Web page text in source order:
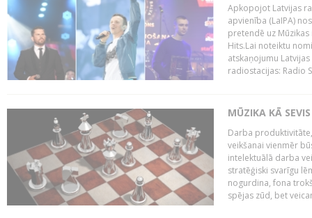
Apkopojot Latvijas
apvienība (LaIPA)
pretendē uz
Hits.Lai noteiktu
atskaņojumu
radiostacijas: Radio
MŪZIKA KĀ
Darba
veikšanai vienmēr
intelektuālā darba
stratēģiski svarīgu
nogurdina, fona
spējas zūd, bet